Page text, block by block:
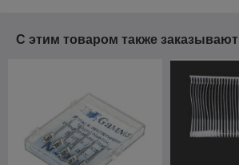
С этим товаром также заказывают